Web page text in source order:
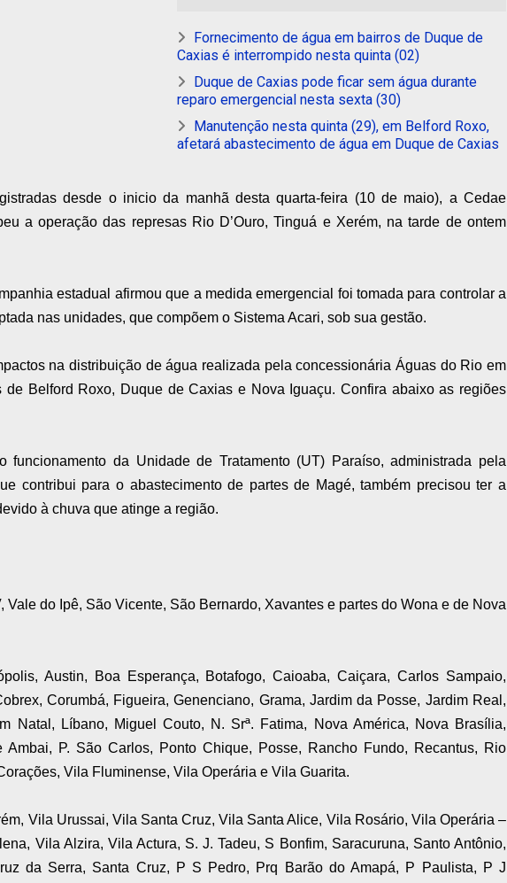
Fornecimento de água em bairros de Duque de
Caxias é interrompido nesta quinta (02)
Duque de Caxias pode ficar sem água durante
reparo emergencial nesta sexta (30)
Manutenção nesta quinta (29), em Belford Roxo,
afetará abastecimento de água em Duque de Caxias
desde o inicio da manhã desta quarta-feira (10 de maio), a Cedae
a operação das represas Rio D’Ouro, Tinguá e Xerém, na tarde de ontem
estadual afirmou que a medida emergencial foi tomada para controlar a
nas unidades, que compõem o Sistema Acari, sob sua gestão.
na distribuição de água realizada pela concessionária Águas do Rio em
de Belford Roxo, Duque de Caxias e Nova Iguaçu. Confira abaixo as regiões
funcionamento da Unidade de Tratamento (UT) Paraíso, administrada pela
contribui para o abastecimento de partes de Magé, também precisou ter a
à chuva que atinge a região.
Vale do Ipê, São Vicente, São Bernardo, Xavantes e partes do Wona e de Nova
Austin, Boa Esperança, Botafogo, Caioaba, Caiçara, Carlos Sampaio,
Corumbá, Figueira, Genenciano, Grama, Jardim da Posse, Jardim Real,
Natal, Líbano, Miguel Couto, N. Srª. Fatima, Nova América, Nova Brasília,
Ambai, P. São Carlos, Ponto Chique, Posse, Rancho Fundo, Recantus, Rio
Vila Fluminense, Vila Operária e Vila Guarita.
Vila Urussai, Vila Santa Cruz, Vila Santa Alice, Vila Rosário, Vila Operária –
Vila Alzira, Vila Actura, S. J. Tadeu, S Bonfim, Saracuruna, Santo Antônio,
da Serra, Santa Cruz, P S Pedro, Prq Barão do Amapá, P Paulista, P J